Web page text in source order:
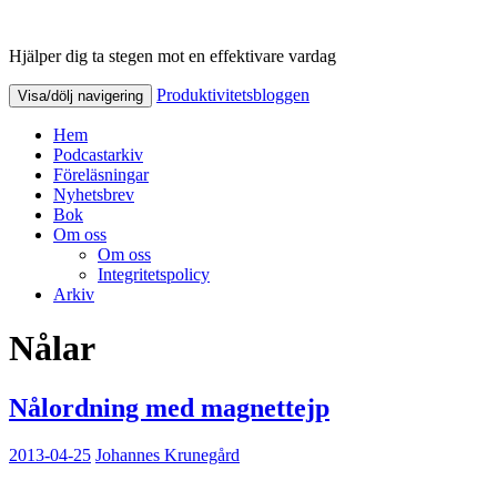
Produktivitetsbloggen
Hjälper dig ta stegen mot en effektivare vardag
Visa/dölj navigering Produktivitetsbloggen
Hem
Podcastarkiv
Föreläsningar
Nyhetsbrev
Bok
Om oss
Om oss
Integritetspolicy
Arkiv
Nålar
Nålordning med magnettejp
2013-04-25 Johannes Krunegård